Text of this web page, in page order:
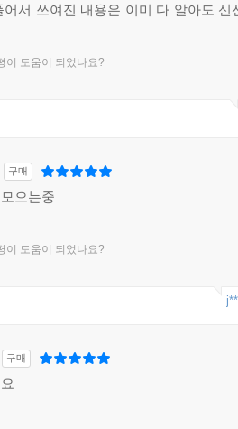
어서 쓰여진 내용은 이미 다 알아도 신
이 도움이 되었나요?
구매
으는중
이 도움이 되었나요?
구매